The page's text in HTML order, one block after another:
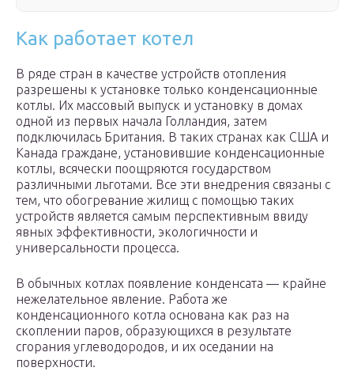
Как работает котел
В ряде стран в качестве устройств отопления
разрешены к установке только конденсационные
котлы. Их массовый выпуск и установку в домах
одной из первых начала Голландия, затем
подключилась Британия. В таких странах как США и
Канада граждане, установившие конденсационные
котлы, всячески поощряются государством
различными льготами. Все эти внедрения связаны с
тем, что обогревание жилищ с помощью таких
устройств является самым перспективным ввиду
явных эффективности, экологичности и
универсальности процесса.
В обычных котлах появление конденсата — крайне
нежелательное явление. Работа же
конденсационного котла основана как раз на
скоплении паров, образующихся в результате
сгорания углеводородов, и их оседании на
поверхности.